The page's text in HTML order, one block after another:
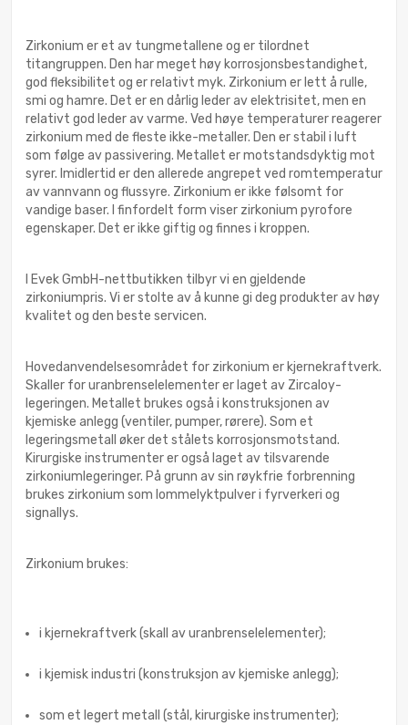
Zirkonium er et av tungmetallene og er tilordnet
titangruppen. Den har meget høy korrosjonsbestandighet,
god fleksibilitet og er relativt myk. Zirkonium er lett å rulle,
smi og hamre. Det er en dårlig leder av elektrisitet, men en
relativt god leder av varme. Ved høye temperaturer reagerer
zirkonium med de fleste ikke-metaller. Den er stabil i luft
som følge av passivering. Metallet er motstandsdyktig mot
syrer. Imidlertid er den allerede angrepet ved romtemperatur
av vannvann og flussyre. Zirkonium er ikke følsomt for
vandige baser. I finfordelt form viser zirkonium pyrofore
egenskaper. Det er ikke giftig og finnes i kroppen.
I Evek GmbH-nettbutikken tilbyr vi en gjeldende
zirkoniumpris. Vi er stolte av å kunne gi deg produkter av høy
kvalitet og den beste servicen.
Hovedanvendelsesområdet for zirkonium er kjernekraftverk.
Skaller for uranbrenselelementer er laget av Zircaloy-
legeringen. Metallet brukes også i konstruksjonen av
kjemiske anlegg (ventiler, pumper, rørere). Som et
legeringsmetall øker det stålets korrosjonsmotstand.
Kirurgiske instrumenter er også laget av tilsvarende
zirkoniumlegeringer. På grunn av sin røykfrie forbrenning
brukes zirkonium som lommelyktpulver i fyrverkeri og
signallys.
Zirkonium brukes:
i kjernekraftverk (skall av uranbrenselelementer);
i kjemisk industri (konstruksjon av kjemiske anlegg);
som et legert metall (stål, kirurgiske instrumenter);